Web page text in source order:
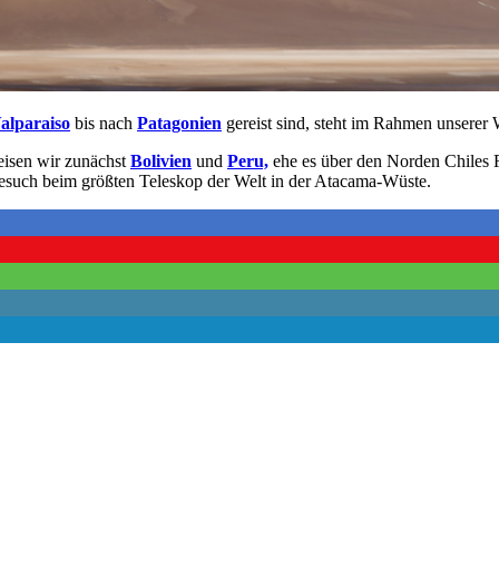
bis nach Patagonien gereist sind, steht im Rahmen
wir zunächst Bolivien und Peru, ehe es über den Norden
beim größten Teleskop der Welt in der Atacama-Wüste.